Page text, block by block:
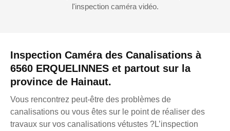
Inspection Caméra des Canalisations à
6560 ERQUELINNES et partout sur la
province de Hainaut.
Vous rencontrez peut-être des problèmes de
canalisations ou vous êtes sur le point de réaliser des
travaux sur vos canalisations vétustes ?L’inspection
l'inspection caméra vidéo.